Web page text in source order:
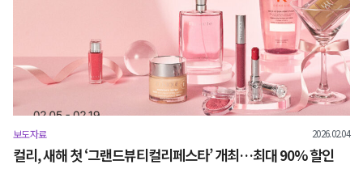
보도자료 2026.02.04
컬리, 새해 첫 ‘그랜드뷰티컬리페스타’ 개최…최대 90% 할인